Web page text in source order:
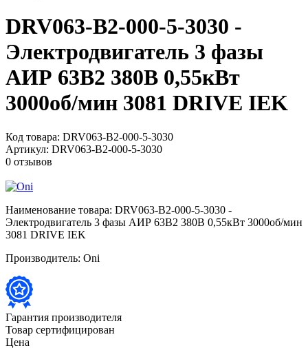
DRV063-B2-000-5-3030 -
Электродвигатель 3 фазы
АИР 63B2 380В 0,55кВт
3000об/мин 3081 DRIVE IEK
Код товара: DRV063-B2-000-5-3030
Артикул: DRV063-B2-000-5-3030
0 отзывов
Наименование товара: DRV063-B2-000-5-3030 -
Электродвигатель 3 фазы АИР 63B2 380В 0,55кВт 3000об/мин
3081 DRIVE IEK
Производитель: Oni
Гарантия производителя
Товар сертифицирован
Цена